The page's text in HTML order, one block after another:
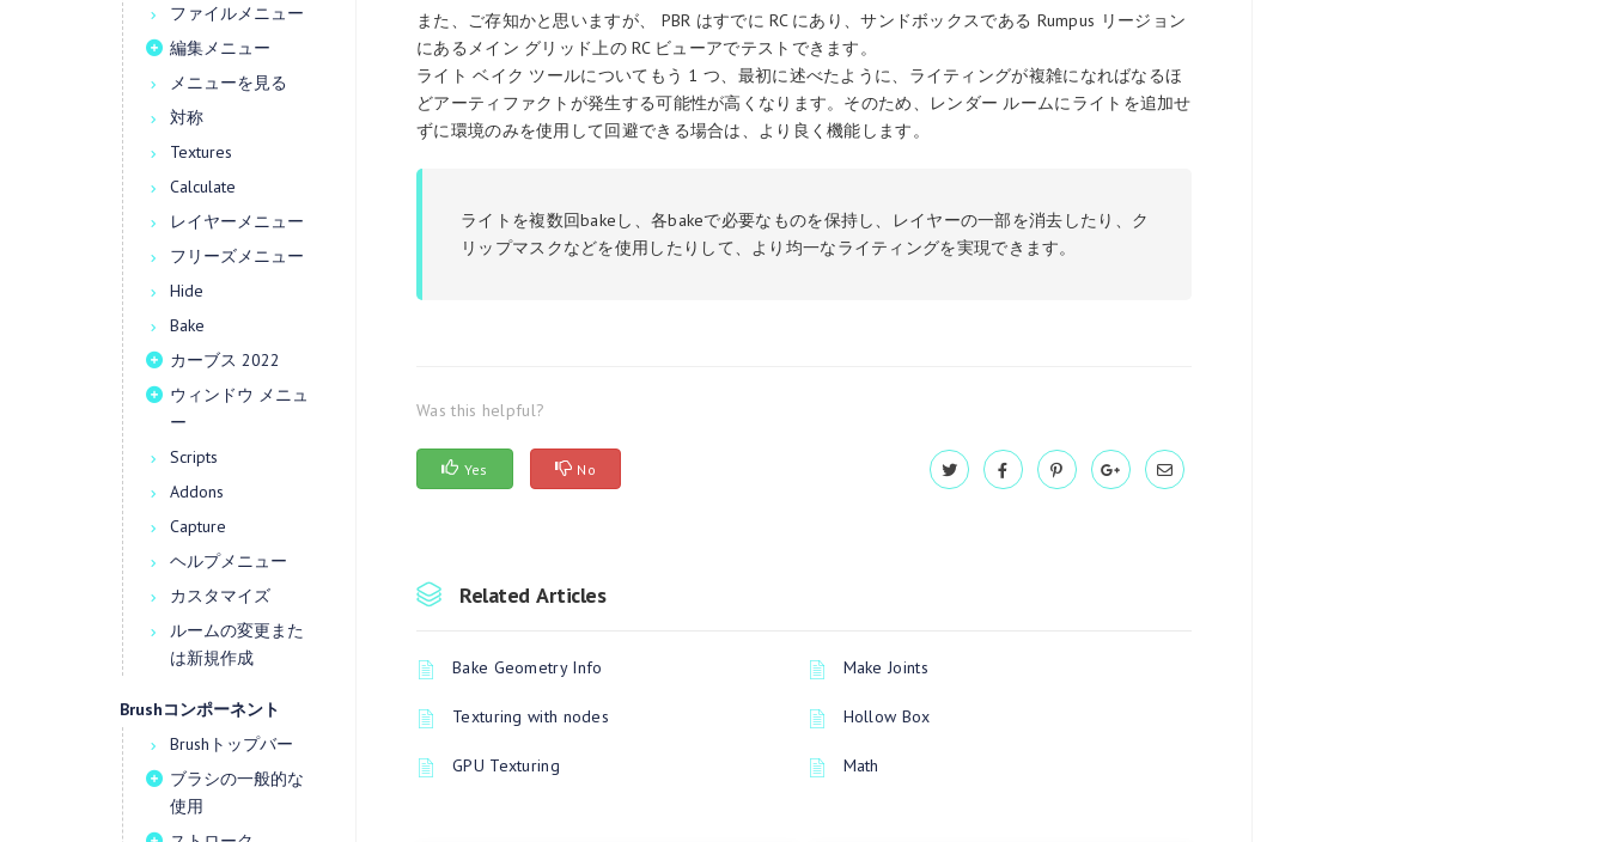
ファイルメニュー
編集メニュー
メニューを見る
対称
Textures
Calculate
レイヤーメニュー
フリーズメニュー
Hide
Bake
カーブス 2022
ウィンドウ メニュ
ー
Scripts
Addons
Capture
ヘルプメニュー
カスタマイズ
ルームの変更また
は新規作成
Brushコンポーネント
Brushトップバー
ブラシの一般的な
使用
また、ご存知かと思いますが、 PBR はすでに RC にあり、サンドボックスである Rumpus リージョン
にあるメイン グリッド上の RC ビューアでテストできます。
ライト ベイク ツールについてもう 1 つ、最初に述べたように、ライティングが複雑になればなるほ
どアーティファクトが発生する可能性が高くなります。そのため、レンダー ルームにライトを追加せ
ずに環境のみを使用して回避できる場合は、より良く機能します。
ライトを複数回bakeし、各bakeで必要なものを保持し、レイヤーの一部を消去したり、ク
リップマスクなどを使用したりして、より均一なライティングを実現できます。
Was this helpful?
Yes No
Related Articles
Bake Geometry Info Make Joints
Texturing with nodes Hollow Box
GPU Texturing Math